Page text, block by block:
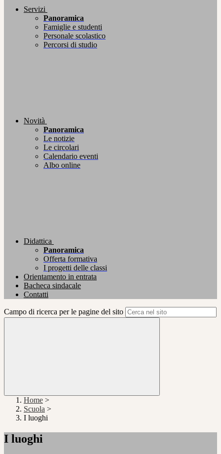
Servizi
Panoramica
Famiglie e studenti
Personale scolastico
Percorsi di studio
Novità
Panoramica
Le notizie
Le circolari
Calendario eventi
Albo online
Didattica
Panoramica
Offerta formativa
I progetti delle classi
Orientamento in entrata
Bacheca sindacale
Contatti
Campo di ricerca per le pagine del sito
Home >
Scuola >
I luoghi
I luoghi